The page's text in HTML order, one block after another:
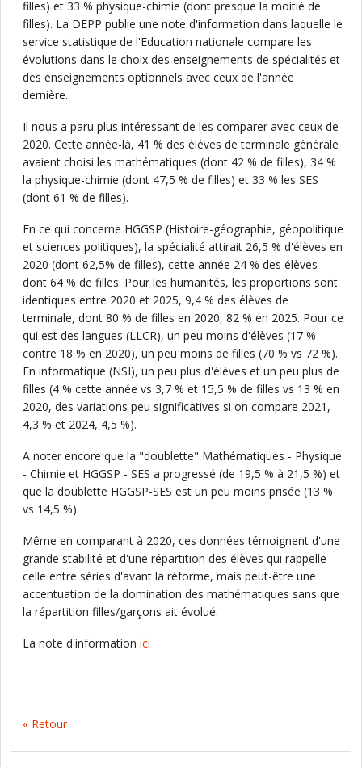
filles) et 33 % physique-chimie (dont presque la moitié de
filles). La DEPP publie une note d'information dans laquelle le
service statistique de l'Education nationale compare les
évolutions dans le choix des enseignements de spécialités et
des enseignements optionnels avec ceux de l'année
dernière.
Il nous a paru plus intéressant de les comparer avec ceux de
2020. Cette année-là, 41 % des élèves de terminale générale
avaient choisi les mathématiques (dont 42 % de filles), 34 %
la physique-chimie (dont 47,5 % de filles) et 33 % les SES
(dont 61 % de filles).
En ce qui concerne HGGSP (Histoire-géographie, géopolitique
et sciences politiques), la spécialité attirait 26,5 % d'élèves en
2020 (dont 62,5% de filles), cette année 24 % des élèves
dont 64 % de filles. Pour les humanités, les proportions sont
identiques entre 2020 et 2025, 9,4 % des élèves de
terminale, dont 80 % de filles en 2020, 82 % en 2025. Pour ce
qui est des langues (LLCR), un peu moins d'élèves (17 %
contre 18 % en 2020), un peu moins de filles (70 % vs 72 %).
En informatique (NSI), un peu plus d'élèves et un peu plus de
filles (4 % cette année vs 3,7 % et 15,5 % de filles vs 13 % en
2020, des variations peu significatives si on compare 2021,
4,3 % et 2024, 4,5 %).
A noter encore que la "doublette" Mathématiques - Physique
- Chimie et HGGSP - SES a progressé (de 19,5 % à 21,5 %) et
que la doublette HGGSP-SES est un peu moins prisée (13 %
vs 14,5 %).
Même en comparant à 2020, ces données témoignent d'une
grande stabilité et d'une répartition des élèves qui rappelle
celle entre séries d'avant la réforme, mais peut-être une
accentuation de la domination des mathématiques sans que
la répartition filles/garçons ait évolué.
La note d'information ici
« Retour